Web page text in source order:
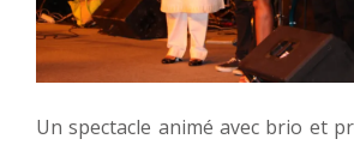
Un spectacle animé avec brio et